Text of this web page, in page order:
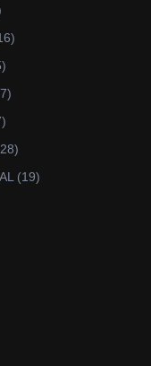
16
15
17
17
2828
1919